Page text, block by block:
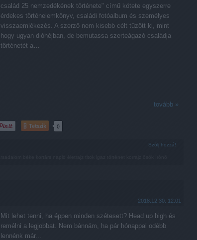
család 25 nemzedékének története" című kötete egyszerre
érdekes történelemkönyv, családi fotóalbum és személyes
visszaemlékezés. A szerző nem kisebb célt tűzött ki, mint
hogy ugyan dióhéjban, de bemutassa szerteágazó családja
történetét a…
tovább »
Tetszik 0
Szólj hozzá!
2018.12.30. 12:01
Mit lehet tenni, ha éppen minden szétesett? Head up high és
remélni a legjobbat. Nem bánnám, ha pár hónappal odébb
lennénk már...